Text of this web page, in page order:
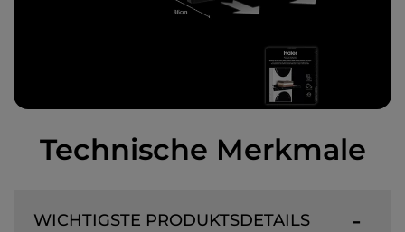
Technische Merkmale
WICHTIGSTE PRODUKTSDETAILS